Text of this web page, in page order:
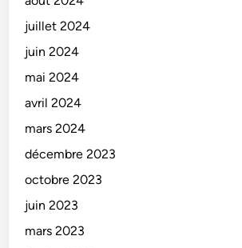
juillet 2024
juin 2024
mai 2024
avril 2024
mars 2024
décembre 2023
octobre 2023
juin 2023
mars 2023